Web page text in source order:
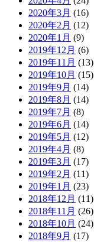
2020年3月 (16)
2020年2月 (12)
2020年1月 (9)
2019年12月 (6)
2019年11月 (13)
2019年10月 (15)
2019年9月 (14)
2019年8月 (14)
2019年7月 (8)
2019年6月 (14)
2019年5月 (12)
2019年4月 (8)
2019年3月 (17)
2019年2月 (11)
2019年1月 (23)
2018年12月 (11)
2018年11月 (26)
2018年10月 (24)
2018年9月 (17)